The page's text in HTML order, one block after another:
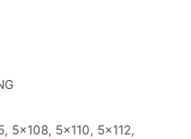
5×108, 5×110, 5×112,